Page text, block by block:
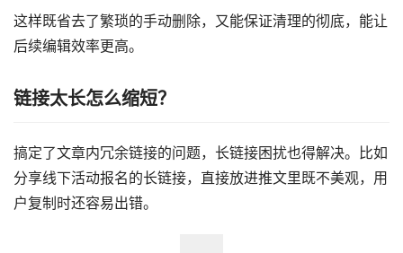
这样既省去了繁琐的手动删除，又能保证清理的彻底，能让
后续编辑效率更高。
链接太长怎么缩短？
搞定了文章内冗余链接的问题，长链接困扰也得解决。比如
分享线下活动报名的长链接，直接放进推文里既不美观，用
户复制时还容易出错。